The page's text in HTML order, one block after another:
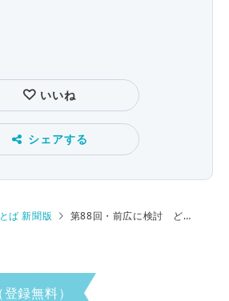
いいね
シェアする
ば 新聞版 第88回・前広に検討 どういう意味？
録無料）